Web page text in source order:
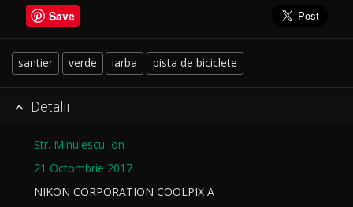
Save
santier verde iarba pista de biciclete
 Detalii
Str. Minulescu Ion
21 Octombrie 2017
NIKON CORPORATION COOLPIX A